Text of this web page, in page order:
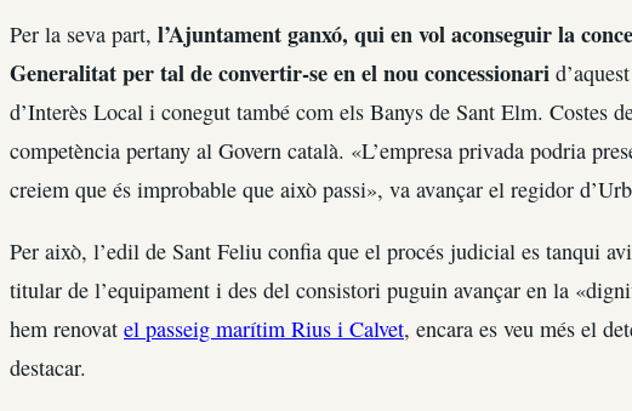
Per la seva part, l’Ajuntament ganxó, qui en vol aconseguir la
Generalitat per tal de convertir-se en el nou concessionari
d’Interès Local i conegut també com els Banys de Sant Elm. Costes
competència pertany al Govern català. «L’empresa privada podria
creiem que és improbable que això passi», va avançar el regidor
Per això, l’edil de Sant Feliu confia que el procés judicial es tanqui
titular de l’equipament i des del consistori puguin avançar en la
hem renovat el passeig marítim Rius i Calvet, encara es veu més el
destacar.